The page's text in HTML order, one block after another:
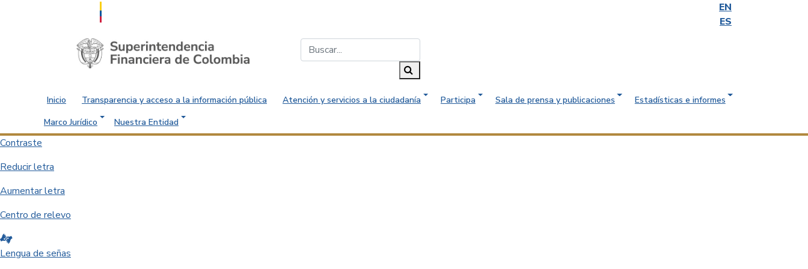
EN
ES
Saltar al contenido principal
Inicio Transparencia y acceso a la información pública Atención y servicios a la ciudadanía Participa Sala de prensa y publicaciones
Estadísticas e informes
Marco Jurídico
Nuestra Entidad
Contraste
Reducir letra
Aumentar letra
Centro de relevo
Lengua de señas